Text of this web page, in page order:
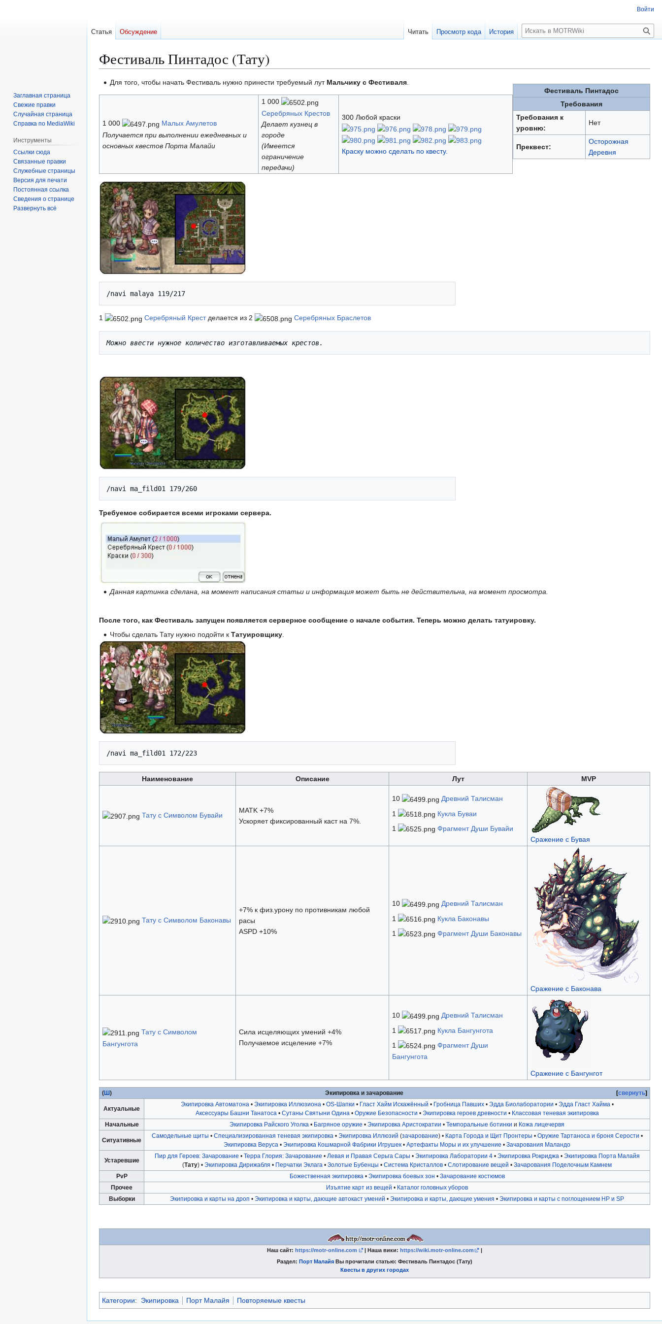
Фестиваль Пинтадос (Тату)
Перейти
к
Перейти
к
Фестиваль Пинтадос
Требования
Требования к
уровню:
Нет
Преквест:
Осторожная
Деревня
Для того, чтобы начать Фестиваль нужно принести требуемый лут Мальчику с Фестиваля.
1 000
Малых Амулетов
Получается при выполнении ежедневных и
основных квестов Порта Малайи
1 000
Серебряных Крестов
Делает кузнец в
городе
(Имеется
ограничение
передачи)
300 Любой краски
Краску можно сделать по квесту.
/navi malaya 119/217
1 Серебряный Крестделается из 2 Серебряных Браслетов
Можно ввести нужное количество изготавливаемых крестов.
/navi ma_fild01 179/260
Требуемое собирается всеми игроками сервера.
Данная картинка сделана, на момент написания статьи и информация может быть не действительна, на момент просмотра.
После того, как Фестиваль запущен появляется серверное сообщение о начале события. Теперь можно делать татуировку.
Чтобы сделать Тату нужно подойти кТатуировщику
/navi ma_fild01 172/223
Наименование Описание Лут MVP
Тату с Символом Бувайи
MATK +7%
Ускоряет фиксированный каст на 7%.
10
Древний Талисман
1
Кукла Буваи
1
Фрагмент Души Бувайи
Сражение с Бувая
Тату с Символом Баконавы
+7% к физ.урону по противникам любой
расы
ASPD +10%
10
Древний Талисман
1
Кукла Баконавы
1
Фрагмент Души Баконавы
Сражение с Баконава
Тату с Символом
Бангунгота
Сила исцеляющих умений +4%
Получаемое исцеление +7%
10
Древний Талисман
1
Кукла Бангунгота
1
Фрагмент Души
Бангунгота
Сражение с Бангунгот
свернуть
(Ш) Экипировка и зачарование
Актуальные
Экипировка Автоматона • Экипировка Иллюзиона • OS-Шапки • Гласт Хайм Искажённый • Гробница Павших• Эдда Биолаборатории • Эдда Гласт Хайма •
Аксессуары Башни Танатоса • Сутаны Святыни Одина • Оружие Безопасности • Экипировка героев древности • Классовая теневая экипировка
Начальные
Экипировка Райского Уголка • Багряное оружие • Экипировка Аристократии • Темпоральные ботинки и Кожа лицечервя
Ситуативные
Самодельные щиты • Специализированная теневая экипировка • Экипировка Иллюзий (зачарование) • Карта Города и Щит Пронтеры • Оружие Тартаноса и броня Серости •
Экипировка Веруса • Экипировка Кошмарной Фабрики Игрушек • Артефакты Моры и их улучшение • Зачарования Маландо
Устаревшие
Пир для Героев: Зачарование • Терра Глория: Зачарование • Левая и Правая Серьга Сары • Экипировка Лаборатории 4• Экипировка Рокриджа • Экипировка Порта Малайя
(Тату) • Экипировка Дирижабля • Перчатки Эклага • Золотые Бубенцы • Система Кристаллов • Слотирование вещей • Зачарования Поделочным Камнем
PvP
Божественная экипировка • Экипировка боевых зон • Зачарование костюмов
Прочее
Изъятие карт из вещей • Каталог головных уборов
Выборки
Экипировка и карты на дроп • Экипировка и карты, дающие автокаст умений • Экипировка и карты, дающие умения • Экипировка и карты с поглощением HP и SP
Наш сайт:https://motr-online.com | Наша вики: https://wiki.motr-online.com
|
Раздел: Порт Малайя Вы прочитали статью: Фестиваль Пинтадос (Тату)
Квесты в других городах
Категории: Экипировка Порт Малайя Повторяемые квесты
Войти
Статья Обсуждение Читать Просмотр кода История
П
о
к
Заглавная страница
Свежие правки
Случайная страница
Справка по MediaWiki
Инструменты
Ссылки сюда
Связанные правки
Служебные страницы
Версия для печати
Постоянная ссылка
Сведения о странице
Развернуть всё